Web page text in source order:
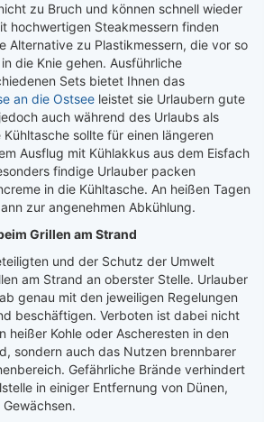
zu Bruch und können schnell wieder
hochwertigen Steakmessern finden
Alternative zu Plastikmessern, die vor so
die Knie gehen. Ausführliche
Sets bietet Ihnen das
an die Ostsee leistet sie Urlaubern gute
auch während des Urlaubs als
sollte für einen längeren
Ausflug mit Kühlakkus aus dem Eisfach
findige Urlauber packen
in die Kühltasche. An heißen Tagen
zur angenehmen Abkühlung.
Grillen am Strand
und der Schutz der Umwelt
am Strand an oberster Stelle. Urlauber
genau mit den jeweiligen Regelungen
beschäftigen. Verboten ist dabei nicht
heißer Kohle oder Ascheresten in den
sondern auch das Nutzen brennbarer
Gefährliche Brände verhindert
in einiger Entfernung von Dünen,